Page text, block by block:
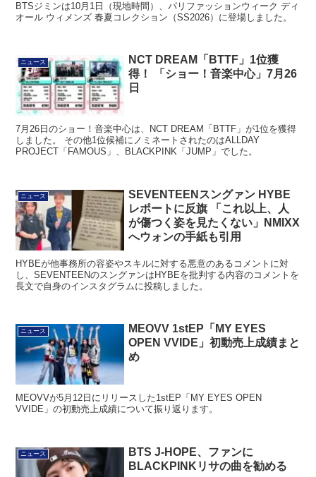
BTSジミンは10月1日（現地時間）、パリファッションウィーク ディ
オール ウィメンズ 春夏コレクション（SS2026）に登場しました。
ニュース
NCT DREAM「BTTF」1位獲
得！ 「ショー！音楽中心」7月26
日
7月26日のショー！音楽中心は、NCT DREAM「BTTF」が1位を獲得
しました。 その他1位候補にノミネートされたのはALLDAY
PROJECT「FAMOUS」、BLACKPINK「JUMP」でした。
ニュース
SEVENTEENスングァン HYBE
レポートに反旗 「これ以上、人
が傷つく姿を見たくない」NMIXX
へウォンの手紙も引用
HYBEが他事務所の容姿やスキルに対する悪意のあるコメントに対
し、SEVENTEENのスングァンはHYBEを批判する内容のコメントを
長文で自身のインスタグラムに投稿しました。
ニュース
MEOVV 1stEP「MY EYES
OPEN VVIDE」初動売上成績まと
め
MEOVVが5月12日にリリースした1stEP「MY EYES OPEN
VVIDE」の初動売上成績について振り返ります。
ニュース
BTS J-HOPE、ファンに
BLACKPINKリサの曲を勧める